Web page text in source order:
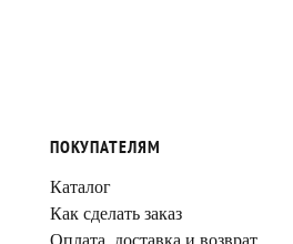
ПОКУПАТЕЛЯМ
Каталог
Как сделать заказ
Оплата, доставка и возврат